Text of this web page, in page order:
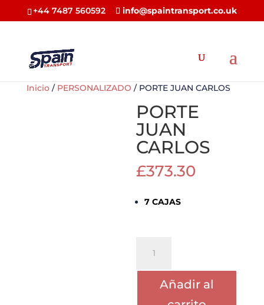
+44 7487 560592 info@spaintransport.co.uk
Inicio/ PERSONALIZADO / PORTE JUAN CARLOS
PORTE
JUAN
CARLOS
£373.30
7 CAJAS
JUAN
CARLOS
cantidadAñadir al